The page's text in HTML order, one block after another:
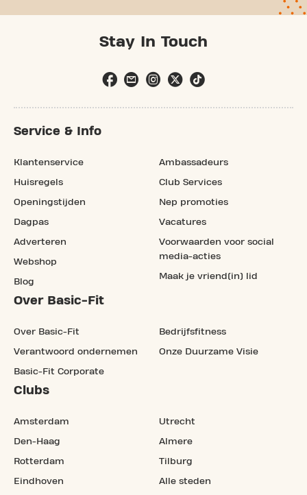
Stay In Touch
Service & Info
Klantenservice
Huisregels
Openingstijden
Dagpas
Adverteren
Webshop
Blog
Ambassadeurs
Club Services
Nep promoties
Vacatures
Voorwaarden voor social
media-acties
Maak je vriend(in) lid
Over Basic-Fit
Over Basic-Fit
Verantwoord ondernemen
Basic-Fit Corporate
Bedrijfsfitness
Onze Duurzame Visie
Clubs
Amsterdam
Den-Haag
Rotterdam
Eindhoven
Utrecht
Almere
Tilburg
Alle steden